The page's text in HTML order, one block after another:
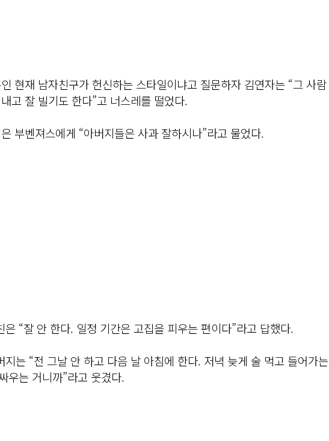
현재 남자친구가 헌신하는 스타일이냐고 질문하자 김연자는 “그 사람
고 잘 빌기도 한다”고 너스레를 떨었다.
부벤져스에게 “아버지들은 사과 잘하시나”라고 물었다.
은 “잘 안 한다. 일정 기간은 고집을 피우는 편이다”라고 답했다.
지는 “전 그날 안 하고 다음 날 아침에 한다. 저녁 늦게 술 먹고 들어가는
우는 거니까”라고 웃겼다.